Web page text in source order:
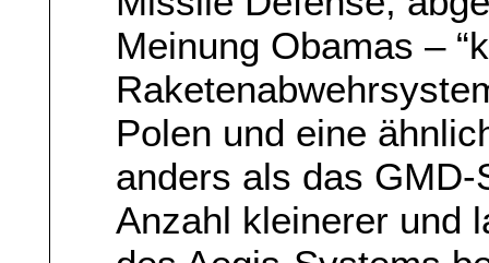
Meinung Obamas –
Polen und eine
anders als das
Anzahl kleinerer und